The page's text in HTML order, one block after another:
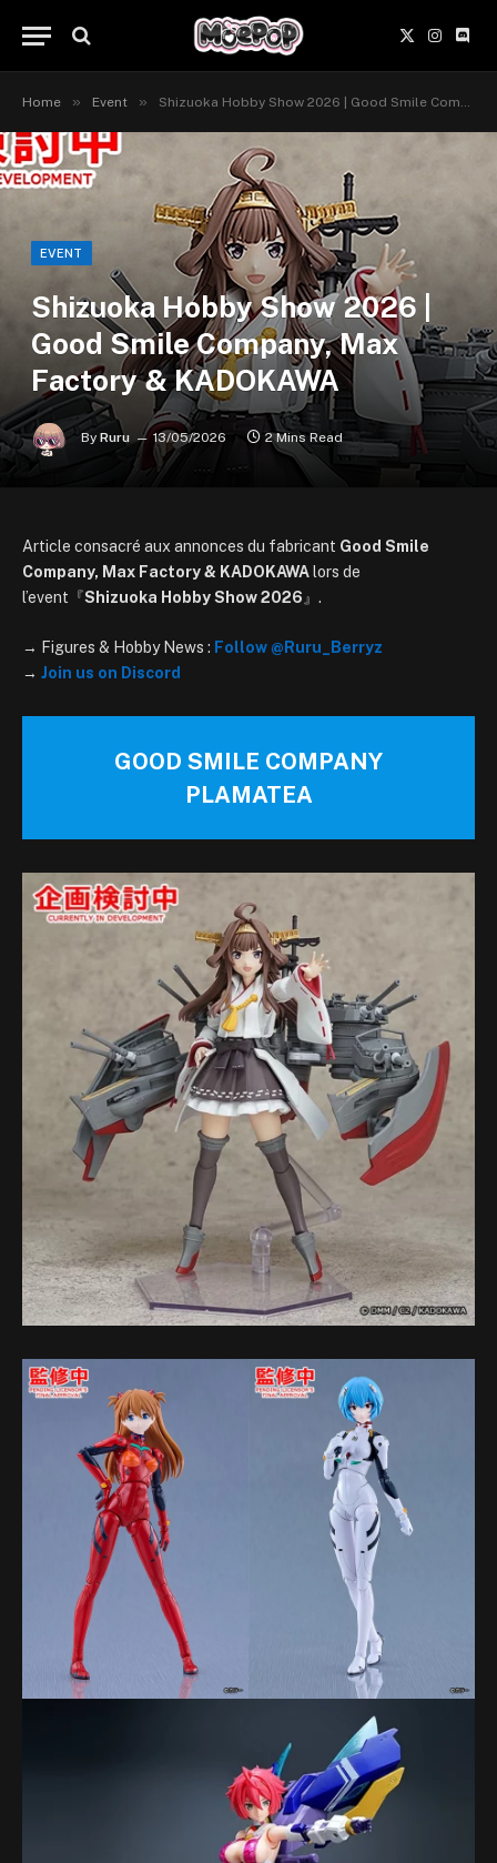
X
(Twitter)
Home » Event » Shizuoka Hobby Show 2026 | Good Smile Company, Max Factory & KADOKAWA
EVENT
Shizuoka Hobby Show 2026 |
Good Smile Company, Max
Factory & KADOKAWA
By Ruru 13/05/2026 2 Mins Read
Article consacré aux annonces du fabricant Good Smile
Company, Max Factory & KADOKAWA lors de
l’event『Shizuoka Hobby Show 2026 』.
→ Figures & Hobby News : Follow @Ruru_Berryz
→ Join us on Discord
GOOD SMILE COMPANY
PLAMATEA